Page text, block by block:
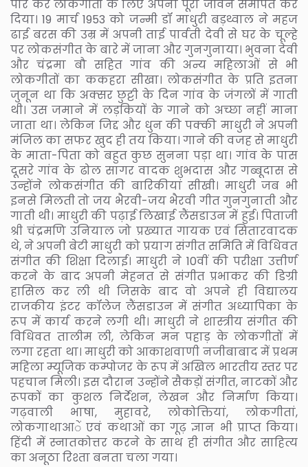
पार कर लोकगीतों के लिए अपना पूरा जीवन समर्पित कर
दिया। 19 मार्च 1953 को जन्मी डॉ माधुरी बड़थ्वाल ने महज
ढाई बरस की उम्र में अपनी ताई पार्वती देवी से घर के चूल्हे
पर लोकसंगीत के बारे में जाना और गुनगुनाया। भुवना देवी
और चंद्रमा बौ सहित गांव की अन्य महिलाओं से भी
लोकगीतों का ककहरा सीखा। लोकसंगीत के प्रति इतना
जुनून था कि अक्सर छुट्टी के दिन गांव के जंगलों में गाती
थी। उस जमाने में लड़कियों के गाने को अच्छा नहीं माना
जाता था। लेकिन जिद्द और धुन की पक्की माधुरी ने अपनी
मंजिल का सफर खुद ही तय किया। गाने की वजह से माधुरी
के माता-पिता को बहुत कुछ सुनना पड़ा था। गांव के पास
दूसरे गांव के ढोल सागर वादक शुभदास और गब्बूदास से
उन्होंने लोकसंगीत की बारिकीयां सीखी। माधुरी जब भी
इनसे मिलती तो जय भैरवी-जय भैरवी गीत गुनगुनाती और
गाती थी। माधुरी की पढ़ाई लिखाई लैंसडाउन में हुई। पिताजी
श्री चंद्रमणि उनियाल जो प्रख्यात गायक एवं सितारवादक
थे, ने अपनी बेटी माधुरी को प्रयाग संगीत समिति में विधिवत
संगीत की शिक्षा दिलाई। माधुरी ने 10वीं की परीक्षा उत्तीर्ण
करने के बाद अपनी मेहनत से संगीत प्रभाकर की डिग्री
हासिल कर ली थी जिसके बाद वो अपने ही विद्यालय
राजकीय इंटर कॉलेज लैंसडाउन में संगीत अध्यापिका के
रूप में कार्य करने लगी थी। माधुरी ने शास्त्रीय संगीत की
विधिवत तालीम ली, लेकिन मन पहाड़ के लोकगीतों में
लगा रहता था। माधुरी को आकाशवाणी नजीबाबाद में प्रथम
महिला म्यूजिक कम्पोजर के रूप में अखिल भारतीय स्तर पर
पहचान मिली। इस दौरान उन्होंने सैकड़ों संगीत, नाटकों और
रूपकों का कुशल निर्देशन, लेखन और निर्माण किया।
गढ़वाली भाषा, मुहावरे, लोकोक्तियां, लोकगीतां,
लोकगाथाआें एवं कथाओं का गूढ़ ज्ञान भी प्राप्त किया।
हिंदी में स्नातकोत्तर करने के साथ ही संगीत और साहित्य
का अनूठा रिश्ता बनता चला गया।